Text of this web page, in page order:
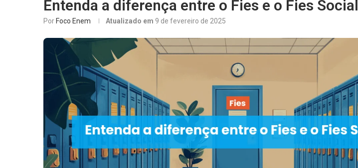
Entenda a diferença entre o Fies e o Fies Social
Por Foco Enem Atualizado em 9 de fevereiro de 2025